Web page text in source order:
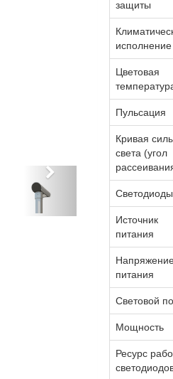
защиты
исполнение
Цветовая
Пульсация
Кривая
света (угол
Светодиоды
Источник
питания
питания
Световой
Мощность
Ресурс